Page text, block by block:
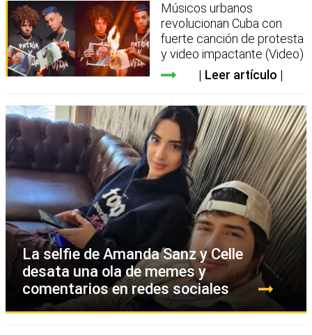
Músicos urbanos
revolucionan Cuba con
fuerte canción de protesta
y video impactante (Video)
Leer artículo
La selfie de Amanda Sanz y Celle
desata una ola de memes y
comentarios en redes sociales